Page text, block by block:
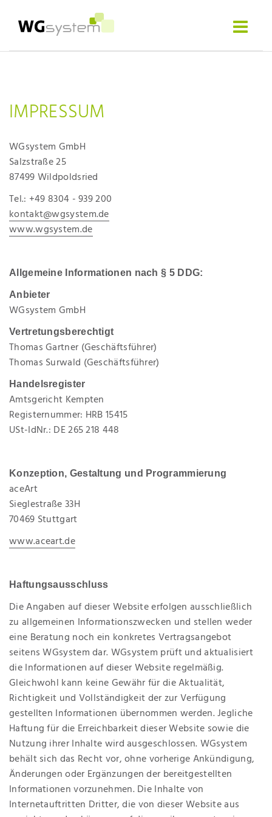
Software
Toggle
IMPRESSUM
WGsystem GmbH
Salzstraße 25
87499 Wildpoldsried
Tel.: +49 8304 - 939 200
kontakt@wgsystem.de
www.wgsystem.de
Allgemeine Informationen nach § 5 DDG:
Anbieter
WGsystem GmbH
Vertretungsberechtigt
Thomas Gartner (Geschäftsführer)
Thomas Surwald (Geschäftsführer)
Handelsregister
Amtsgericht Kempten
Registernummer: HRB 15415
USt-IdNr.: DE 265 218 448
Konzeption, Gestaltung und Programmierung
aceArt
Sieglestraße 33H
70469 Stuttgart
www.aceart.de
Haftungsausschluss
Die Angaben auf dieser Website erfolgen ausschließlich
zu allgemeinen Informationszwecken und stellen weder
eine Beratung noch ein konkretes Vertragsangebot
seitens WGsystem dar. WGsystem prüft und aktualisiert
die Informationen auf dieser Website regelmäßig.
Gleichwohl kann keine Gewähr für die Aktualität,
Richtigkeit und Vollständigkeit der zur Verfügung
gestellten Informationen übernommen werden. Jegliche
Haftung für die Erreichbarkeit dieser Website sowie die
Nutzung ihrer Inhalte wird ausgeschlossen. WGsystem
behält sich das Recht vor, ohne vorherige Ankündigung,
Änderungen oder Ergänzungen der bereitgestellten
Informationen vorzunehmen. Die Inhalte von
Internetauftritten Dritter, die von dieser Website aus